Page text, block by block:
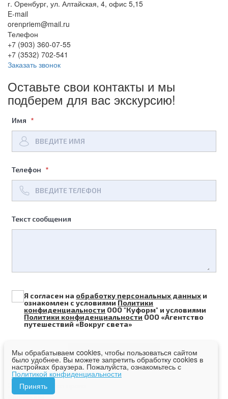
г. Оренбург, ул. Алтайская, 4, офис 5,15
E-mail
orenpriem@mail.ru
Телефон
+7 (903) 360-07-55
+7 (3532) 702-541
Заказать звонок
Оставьте свои контакты и мы
подберем для вас экскурсию!
Имя
Телефон
Текст сообщения
Я согласен на обработку персональных данных и
ознакомлен с условиями Политики
конфиденциальности ООО "Куформ" и условиями
Политики конфиденциальности ООО «Агентство
путешествий «Вокруг света»
2018-2026 © Все права
защищены
Мы обрабатываем cookies, чтобы пользоваться сайтом
было удобнее. Вы можете запретить обработку cookies в
настройках браузера. Пожалуйста, ознакомьтесь с
Политикой конфиденциальности
Принять